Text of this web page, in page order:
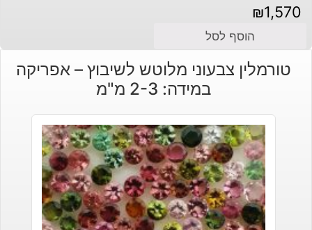
₪1,570
הוסף לסל
טורמלין צבעוני מלוטש לשיבוץ – אפריקה
במידה: 2-3 מ"מ